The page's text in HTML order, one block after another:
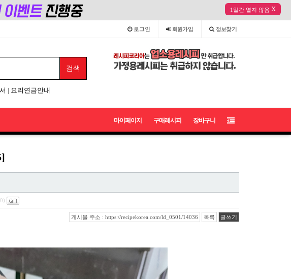
1일간 열지 않음 X
로그인 회원가입 정보찾기
| 요리연금안내
마이페이지 구매레시피 장바구니
게시물 주소 : https://recipekorea.com/ld_0501/14036 목록 글쓰기